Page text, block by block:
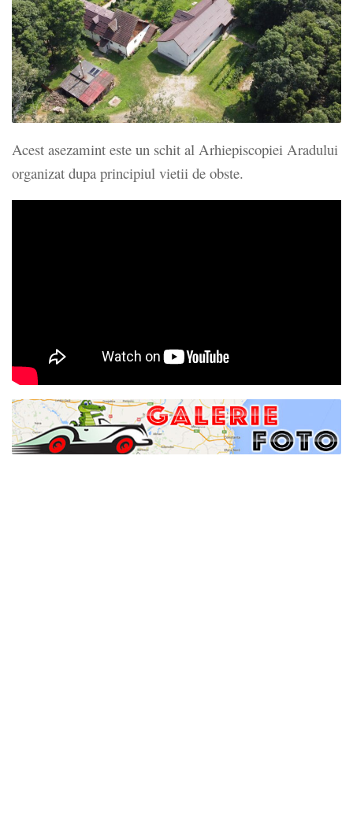
Acest asezamint este un schit al Arhiepiscopiei Aradului
organizat dupa principiul vietii de obste.